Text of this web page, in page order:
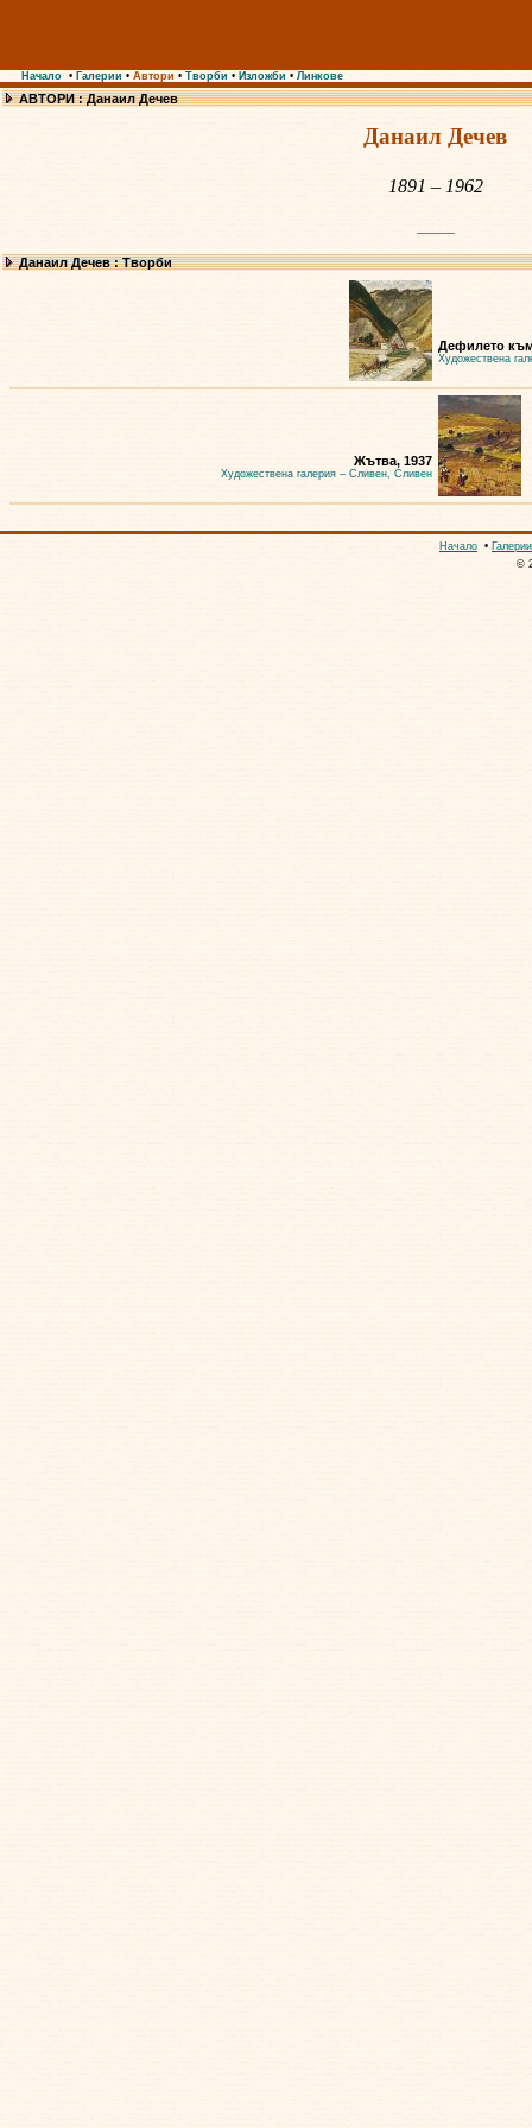
Начало • Галерии • Автори • Творби • Изложби • Линкове
АВТОРИ : Данаил Дечев
Данаил Дечев
1891 – 1962
Данаил Дечев : Творби
Дефилето
Художествена
Жътва, 1937
Художествена галерия – Сливен, Сливен
Начало • Галерии
©